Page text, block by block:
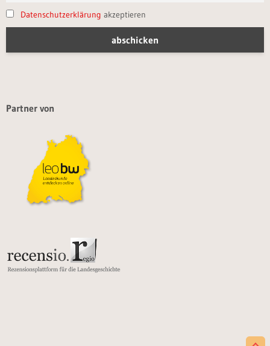
Datenschutzerklärung akzeptieren
Partner von